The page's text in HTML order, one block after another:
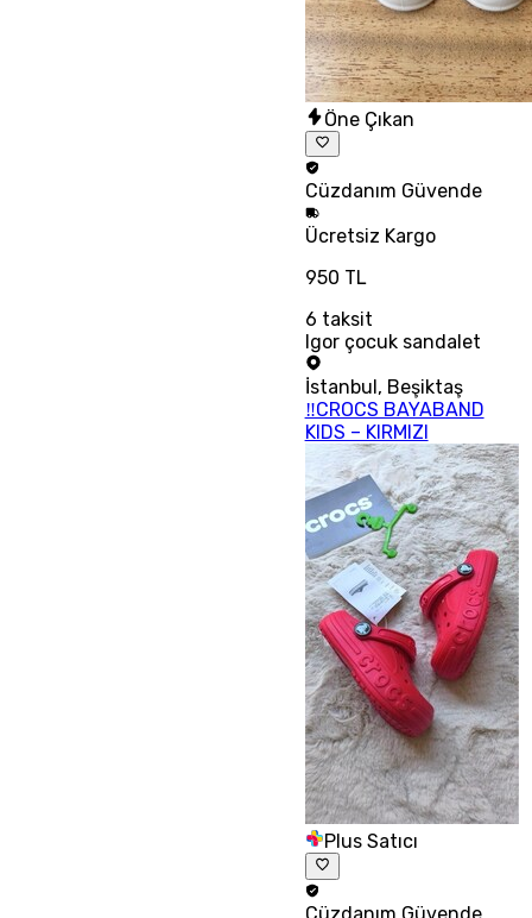
Öne Çıkan
Cüzdanım Güvende
Ücretsiz Kargo
950 TL
6 taksit
Igor çocuk sandalet
İstanbul , Beşiktaş
‼CROCS BAYABAND
KIDS – KIRMIZI
Plus Satıcı
Cüzdanım Güvende